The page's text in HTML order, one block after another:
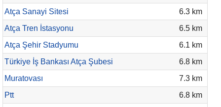
Atça Sanayi Sitesi
6.3 km
Atça Tren İstasyonu
6.5 km
Atça Şehir Stadyumu
6.1 km
Türkiye İş Bankası Atça Şubesi
6.8 km
Muratovası
7.3 km
Ptt
6.8 km